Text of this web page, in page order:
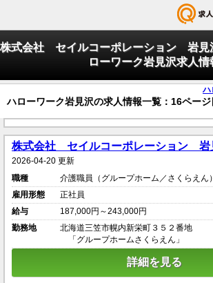
株式会社 セイルコーポレーション 岩見
ローワーク岩見沢求人情
ハ
ハローワーク岩見沢の求人情報一覧：16ページ
株式会社 セイルコーポレーション 岩
2026-04-20 更新
職種
介護職員（グループホーム／さくらえん）
雇用形態
正社員
給与
187,000円～243,000円
勤務地
北海道三笠市幌内新栄町３５２番地
「グループホームさくらえん」
詳細を見る